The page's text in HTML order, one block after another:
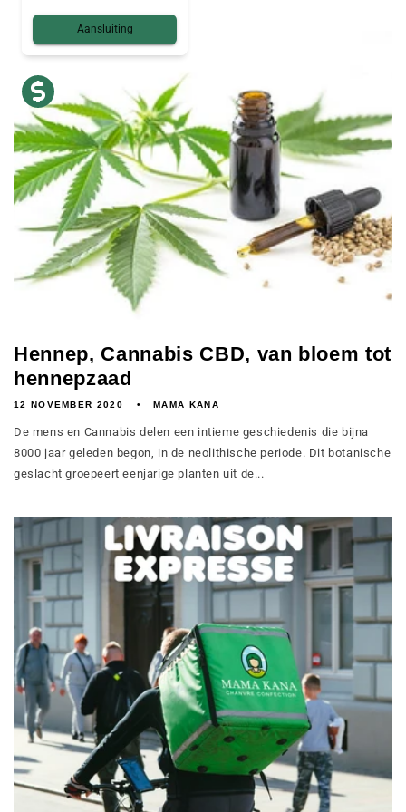
Hennep, Cannabis CBD, van bloem tot
hennepzaad
12 NOVEMBER 2020 MAMA KANA
De mens en Cannabis delen een intieme geschiedenis die bijna
8000 jaar geleden begon, in de neolithische periode. Dit botanische
geslacht groepeert eenjarige planten uit de...
Aansluiting